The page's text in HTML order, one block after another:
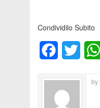
Condividilo Subito
FacebookTwitter
by